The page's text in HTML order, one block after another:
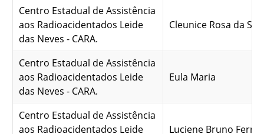
Centro Estadual de Assistência
aos Radioacidentados Leide
das Neves - CARA.
Cleunice Rosa da
Centro Estadual de Assistência
aos Radioacidentados Leide
das Neves - CARA.
Eula Maria
Centro Estadual de Assistência
aos Radioacidentados Leide
Luciene Bruno